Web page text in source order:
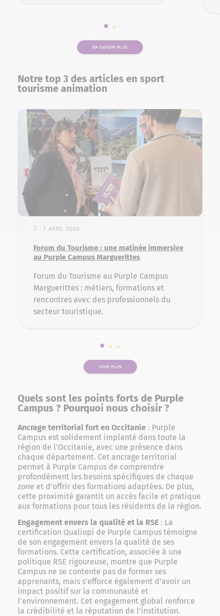
Slide 1 sur 2
Slide 2 sur 2
EN SAVOIR PLUS
Notre top 3 des articles en sport
tourisme animation
7 avril 2026
Forum du Tourisme : une matinée immersive
au Purple Campus Marguerittes
Forum du Tourisme au Purple Campus
Marguerittes : métiers, formations et
rencontres avec des professionnels du
secteur touristique.
Slide 1 sur 3
Slide 2 sur 3
Slide 3 sur 3
VOIR PLUS
Quels sont les points forts de Purple
Campus ? Pourquoi nous choisir ?
Ancrage territorial fort en Occitanie : Purple
Campus est solidement implanté dans toute la
région de l’Occitanie, avec une présence dans
chaque département. Cet ancrage territorial
permet à Purple Campus de comprendre
profondément les besoins spécifiques de chaque
zone et d’offrir des formations adaptées. De plus,
cette proximité garantit un accès facile et pratique
aux formations pour tous les résidents de la région.
Engagement envers la qualité et la RSE : La
certification Qualiopi de Purple Campus témoigne
de son engagement envers la qualité de ses
formations. Cette certification, associée à une
politique RSE rigoureuse, montre que Purple
Campus ne se contente pas de former ses
apprenants, mais s’efforce également d’avoir un
impact positif sur la communauté et
l’environnement. Cet engagement global renforce
la crédibilité et la réputation de l’institution.